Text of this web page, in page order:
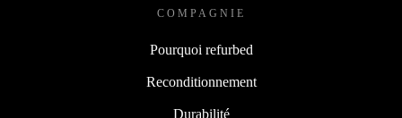
COMPAGNIE
Pourquoi refurbed
Reconditionnement
Durabilité